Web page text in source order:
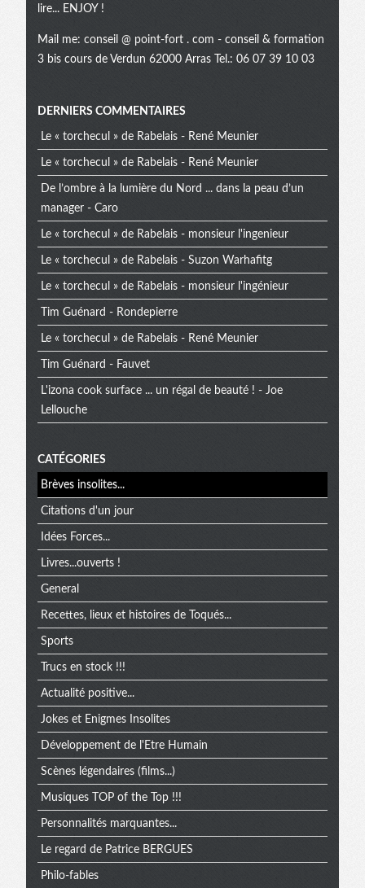
lire... ENJOY !
Mail me: conseil @ point-fort . com - conseil & formation
3 bis cours de Verdun 62000 Arras Tel.: 06 07 39 10 03
Menu
extra
DERNIERS COMMENTAIRES
Le « torchecul » de Rabelais - René Meunier
Le « torchecul » de Rabelais - René Meunier
De l’ombre à la lumière du Nord ... dans la peau d’un
manager - Caro
Le « torchecul » de Rabelais - monsieur l'ingenieur
Le « torchecul » de Rabelais - Suzon Warhafitg
Le « torchecul » de Rabelais - monsieur l'ingénieur
Tim Guénard - Rondepierre
Le « torchecul » de Rabelais - René Meunier
Tim Guénard - Fauvet
L'izona cook surface ... un régal de beauté ! - Joe
Lellouche
CATÉGORIES
Brèves insolites...
Citations d'un jour
Idées Forces...
Livres...ouverts !
General
Recettes, lieux et histoires de Toqués...
Sports
Trucs en stock !!!
Actualité positive...
Jokes et Enigmes Insolites
Développement de l'Etre Humain
Scènes légendaires (films...)
Musiques TOP of the Top !!!
Personnalités marquantes...
Le regard de Patrice BERGUES
Philo-fables